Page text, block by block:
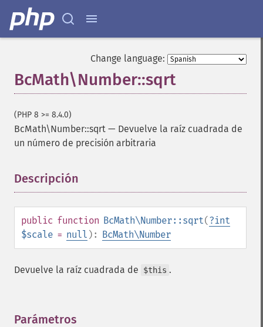
Change language:
BcMath\Number::sqrt
(PHP 8 >= 8.4.0)
BcMath\Number::sqrt — Devuelve la raíz cuadrada de
un número de precisión arbitraria
Descripción
public function BcMath\Number::sqrt(?int
$scale = null ): BcMath\Number
Devuelve la raíz cuadrada de $this .
Parámetros